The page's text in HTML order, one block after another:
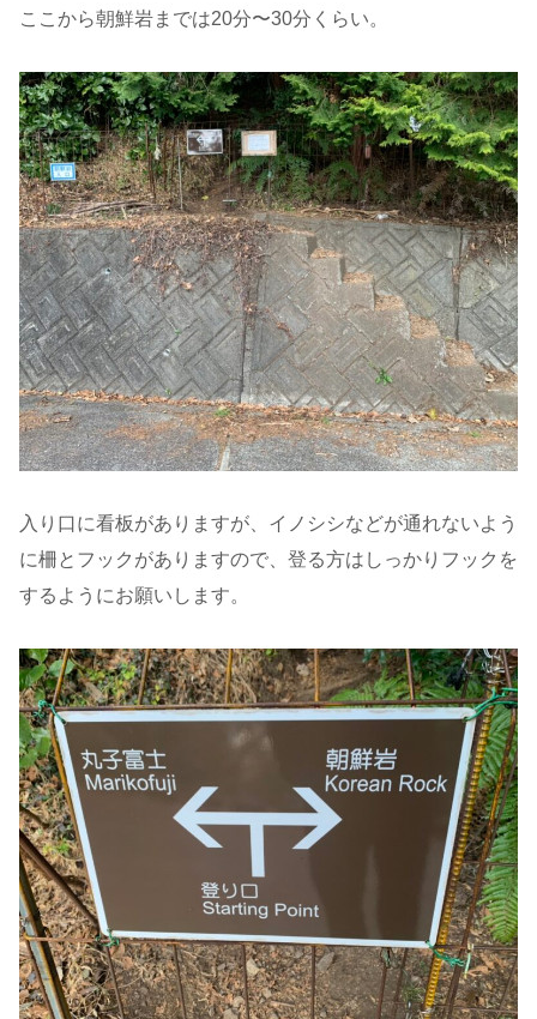
ここから朝鮮岩までは20分〜30分くらい。
入り口に看板がありますが、イノシシなどが通れないよう
に柵とフックがありますので、登る方はしっかりフックを
するようにお願いします。